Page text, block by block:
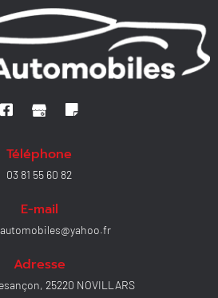
Téléphone
03 81 55 60 82
E-mail
Adresse
25220 NOVILLARS